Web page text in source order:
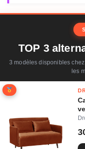
d
TOP 3
3 modèles disponibles
les